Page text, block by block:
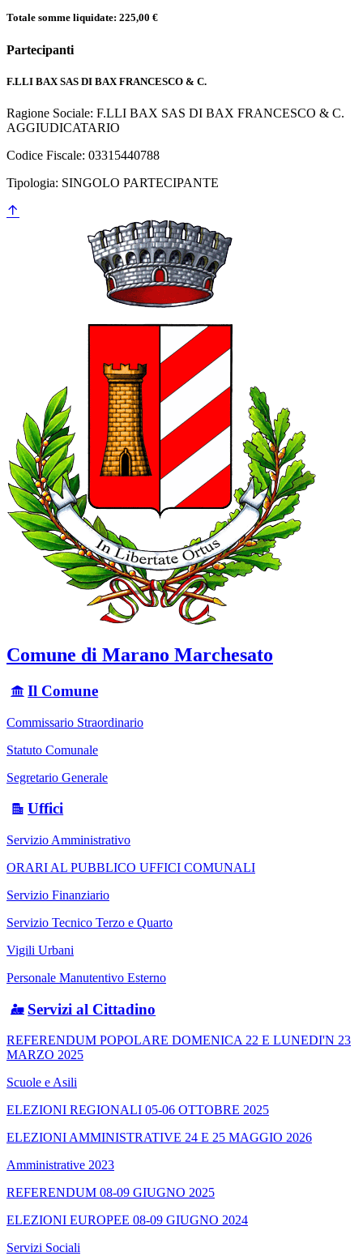
Totale somme liquidate: 225,00 €
Partecipanti
F.LLI BAX SAS DI BAX FRANCESCO & C.
Ragione Sociale: F.LLI BAX SAS DI BAX FRANCESCO & C.
AGGIUDICATARIO
Codice Fiscale: 03315440788
Tipologia: SINGOLO PARTECIPANTE
Comune di Marano Marchesato
Il Comune
Commissario Straordinario
Statuto Comunale
Segretario Generale
Uffici
Servizio Amministrativo
ORARI AL PUBBLICO UFFICI COMUNALI
Servizio Finanziario
Servizio Tecnico Terzo e Quarto
Vigili Urbani
Personale Manutentivo Esterno
Servizi al Cittadino
REFERENDUM POPOLARE DOMENICA 22 E LUNEDI'N 23
MARZO 2025
Scuole e Asili
ELEZIONI REGIONALI 05-06 OTTOBRE 2025
ELEZIONI AMMINISTRATIVE 24 E 25 MAGGIO 2026
Amministrative 2023
REFERENDUM 08-09 GIUGNO 2025
ELEZIONI EUROPEE 08-09 GIUGNO 2024
Servizi Sociali